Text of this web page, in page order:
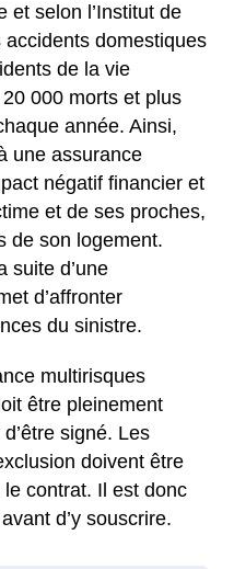
et selon l’Institut de
domestiques
de la vie
000 morts et plus
année. Ainsi,
une assurance
négatif financier et
et de ses proches,
de son logement.
suite d’une
d’affronter
du sinistre.
multirisques
être pleinement
signé. Les
doivent être
contrat. Il est donc
d’y souscrire.